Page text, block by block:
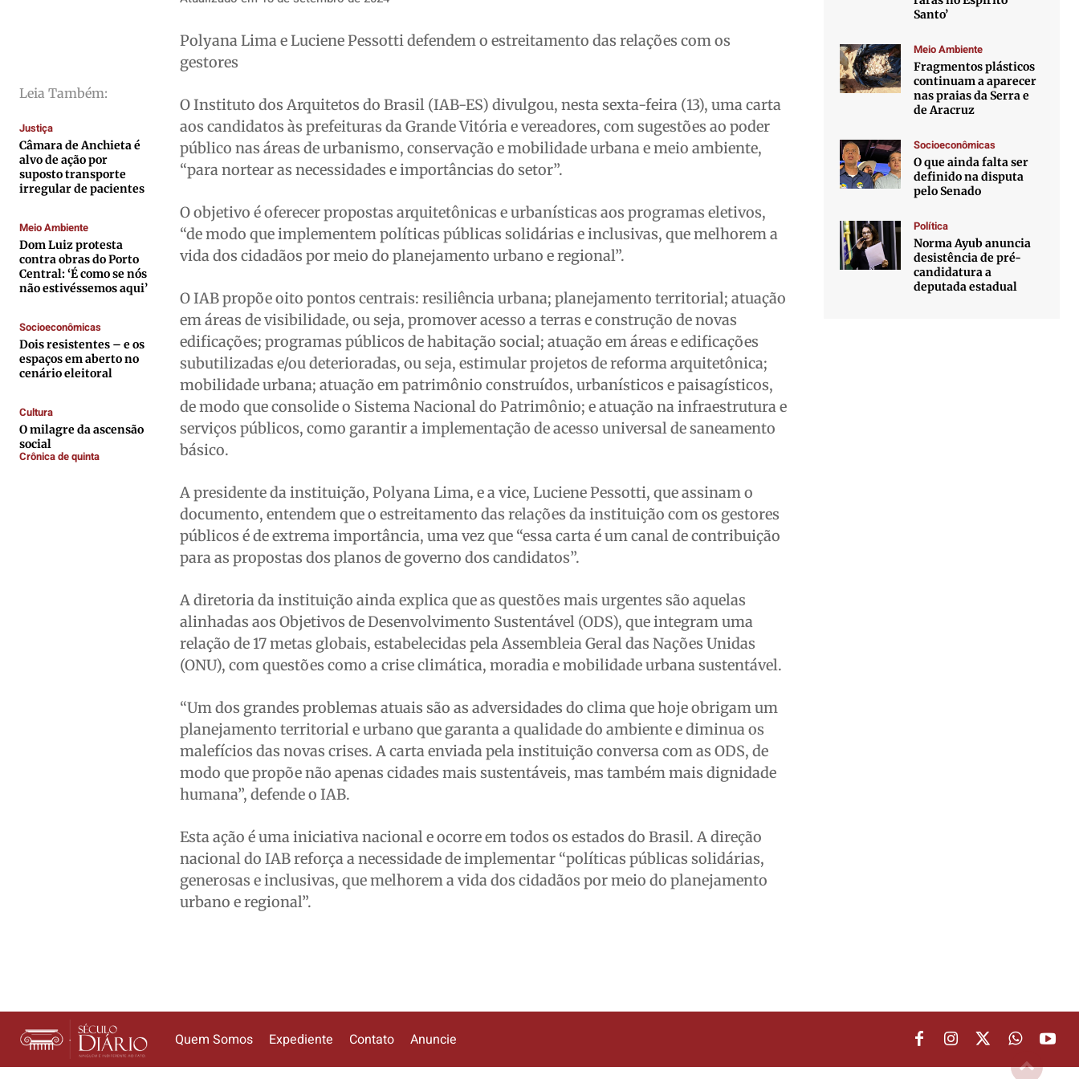
Colunas
Gustavo Bastos
Jr Mignone (in memorian)
Wanda Sily
Publicidade Legal
Anuncie
Expediente
Contato
Termos de Uso
Privacidade
Colunas
Gustavo Bastos
Jr Mignone (in memorian)
Wanda Sily
Publicidade Legal
Anuncie
Expediente
Contato
Termos de Uso
Privacidade
Colunas
Gustavo Bastos
Jr Mignone (in memorian)
Wanda Sily
Publicidade Legal
Anuncie
Expediente
Contato
Termos de Uso
Privacidade
Colunas
Gustavo Bastos
Jr Mignone (in memorian)
Wanda Sily
Publicidade Legal
Anuncie
Expediente
Contato
Termos de Uso
Privacidade
Leia Também:
Justiça
Câmara de Anchieta é
alvo de ação por
suposto transporte
irregular de pacientes
Meio Ambiente
Dom Luiz protesta
contra obras do Porto
Central: ‘É como se nós
não estivéssemos aqui’
Socioeconômicas
Dois resistentes – e os
espaços em aberto no
cenário eleitoral
Cultura
O milagre da ascensão
social
Crônica de quinta
Polyana Lima e Luciene Pessotti defendem o estreitamento das relações com os
gestores
O Instituto dos Arquitetos do Brasil (IAB-ES) divulgou, nesta sexta-feira (13), uma carta
aos candidatos às prefeituras da Grande Vitória e vereadores, com sugestões ao poder
público nas áreas de urbanismo, conservação e mobilidade urbana e meio ambiente,
“para nortear as necessidades e importâncias do setor”.
O objetivo é oferecer propostas arquitetônicas e urbanísticas aos programas eletivos,
“de modo que implementem políticas públicas solidárias e inclusivas, que melhorem a
vida dos cidadãos por meio do planejamento urbano e regional”.
O IAB propõe oito pontos centrais: resiliência urbana; planejamento territorial; atuação
em áreas de visibilidade, ou seja, promover acesso a terras e construção de novas
edificações; programas públicos de habitação social; atuação em áreas e edificações
subutilizadas e/ou deterioradas, ou seja, estimular projetos de reforma arquitetônica;
mobilidade urbana; atuação em patrimônio construídos, urbanísticos e paisagísticos,
de modo que consolide o Sistema Nacional do Patrimônio; e atuação na infraestrutura e
serviços públicos, como garantir a implementação de acesso universal de saneamento
básico.
A presidente da instituição, Polyana Lima, e a vice, Luciene Pessotti, que assinam o
documento, entendem que o estreitamento das relações da instituição com os gestores
públicos é de extrema importância, uma vez que “essa carta é um canal de contribuição
para as propostas dos planos de governo dos candidatos”.
A diretoria da instituição ainda explica que as questões mais urgentes são aquelas
alinhadas aos Objetivos de Desenvolvimento Sustentável (ODS), que integram uma
relação de 17 metas globais, estabelecidas pela Assembleia Geral das Nações Unidas
(ONU), com questões como a crise climática, moradia e mobilidade urbana sustentável.
“Um dos grandes problemas atuais são as adversidades do clima que hoje obrigam um
planejamento territorial e urbano que garanta a qualidade do ambiente e diminua os
malefícios das novas crises. A carta enviada pela instituição conversa com as ODS, de
modo que propõe não apenas cidades mais sustentáveis, mas também mais dignidade
humana”, defende o IAB.
Esta ação é uma iniciativa nacional e ocorre em todos os estados do Brasil. A direção
nacional do IAB reforça a necessidade de implementar “políticas públicas solidárias,
generosas e inclusivas, que melhorem a vida dos cidadãos por meio do planejamento
urbano e regional”.
Santo’
Meio Ambiente
Fragmentos plásticos
continuam a aparecer
nas praias da Serra e
de Aracruz
Socioeconômicas
O que ainda falta ser
definido na disputa
pelo Senado
Política
Norma Ayub anuncia
desistência de pré-
candidatura a
deputada estadual
Quem Somos Expediente Contato Anuncie